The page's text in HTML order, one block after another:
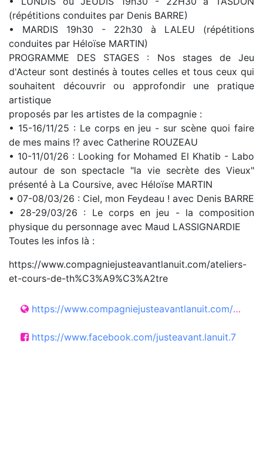
(répétitions conduites par Denis BARRE)
• MARDIS 19h30 - 22h30 à LALEU (répétitions
conduites par Héloïse MARTIN)
PROGRAMME DES STAGES : Nos stages de Jeu
d'Acteur sont destinés à toutes celles et tous ceux qui
souhaitent découvrir ou approfondir une pratique
artistique
proposés par les artistes de la compagnie :
• 15-16/11/25 : Le corps en jeu - sur scène quoi faire
de mes mains !? avec Catherine ROUZEAU
• 10-11/01/26 : Looking for Mohamed El Khatib - Labo
autour de son spectacle "la vie secrète des Vieux"
présenté à La Coursive, avec Héloïse MARTIN
• 07-08/03/26 : Ciel, mon Feydeau ! avec Denis BARRE
• 28-29/03/26 : Le corps en jeu - la composition
physique du personnage avec Maud LASSIGNARDIE
Toutes les infos là :
https://www.compagniejusteavantlanuit.com/ateliers-
et-cours-de-th%C3%A9%C3%A2tre
https://www.compagniejusteavantlanuit.com/ateliers-et-cours-de-th%C3%A9%C3%A2tre
https://www.facebook.com/justeavant.lanuit.7